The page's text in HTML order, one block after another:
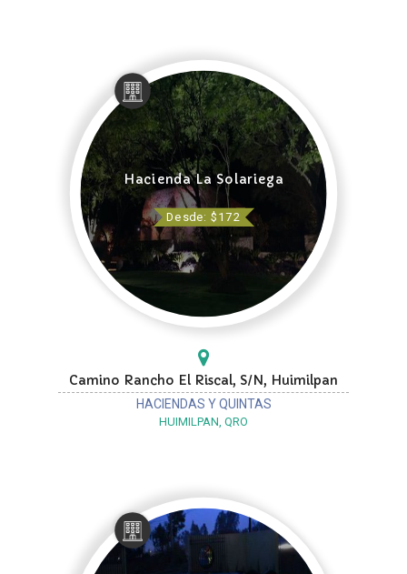
Hacienda La Solariega
Desde: $172
Camino Rancho El Riscal, S/N, Huimilpan
HACIENDAS Y QUINTAS
HUIMILPAN, QRO